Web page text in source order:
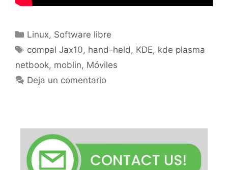
Categorías
Linux, Software libre
Etiquetas
compal Jax10, hand-held, KDE, kde plasma
netbook, moblin, Móviles
Deja un comentario